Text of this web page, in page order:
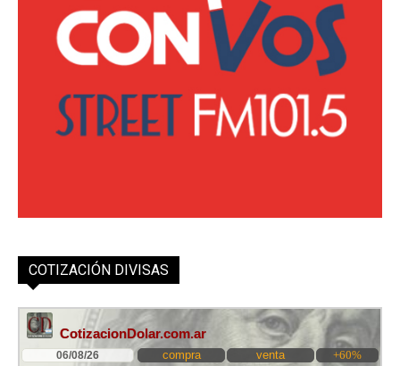
COTIZACIÓN DIVISAS